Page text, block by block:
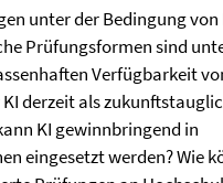
unter der Bedingung von
Prüfungsformen sind
Verfügbarkeit
derzeit als
KI gewinnbringend in
eingesetzt werden? Wie